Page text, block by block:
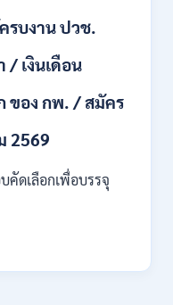
รบงาน ปวช.
/ เงินเดือน
ของ กพ. / สมัคร
2569
ดเลือกเพื่อบรรจุ